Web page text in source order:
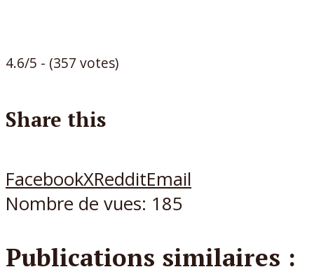
4.6/5 - (357 votes)
Share this
FacebookXRedditEmail
Nombre de vues: 185
Publications similaires :